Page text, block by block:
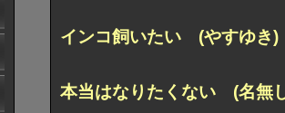
インコ飼いたい (やすゆき)
本当はなりたくない (名無